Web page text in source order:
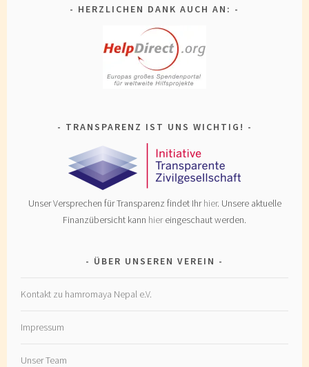
HERZLICHEN DANK AUCH AN:
TRANSPARENZ IST UNS WICHTIG!
Unser Versprechen für Transparenz findet Ihrhier. Unsere aktuelle
Finanzübersicht kann hiereingeschaut werden.
ÜBER UNSEREN VEREIN
Kontakt zu hamromaya Nepal e.V.
Impressum
Unser Team